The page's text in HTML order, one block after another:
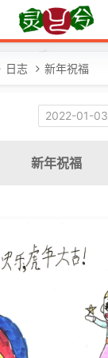
日志 新年祝福
2022-01-03
新年祝福